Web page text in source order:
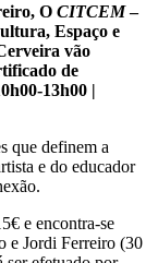
O CITCEM–
Espaço e
vão
de
13h00 |
que definem a
e do educador
e encontra-se
e Jordi Ferreiro (30